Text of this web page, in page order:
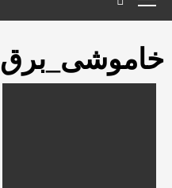
خاموشی_برق